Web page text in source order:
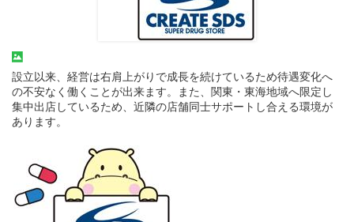
設立以来、経営は右肩上がりで成長を続けているため待遇変化へ
の不安なく働くことが出来ます。また、関東・東海地域へ限定し
集中出店しているため、近隣の店舗同士サポートし合える環境が
あります。